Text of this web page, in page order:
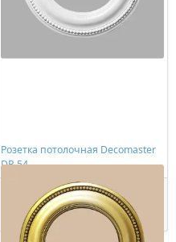
Розетка потолочная Decomaster
DR 54
2197,00 ₽/шт
Купить